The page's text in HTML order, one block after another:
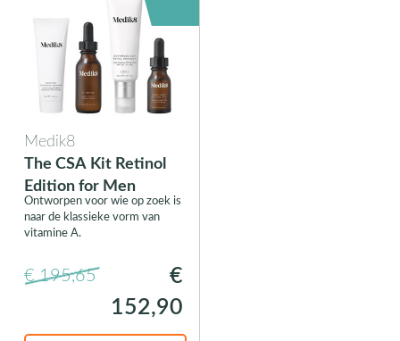
Medik8
The CSA Kit Retinol
Edition for Men
Ontworpen voor wie op zoek is
naar de klassieke vorm van
vitamine A.
€ 195,65
€
152,90